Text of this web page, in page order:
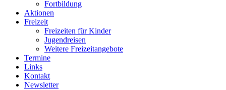
Fortbildung
Aktionen
Freizeit
Freizeiten für Kinder
Jugendreisen
Weitere Freizeitangebote
Termine
Links
Kontakt
Newsletter